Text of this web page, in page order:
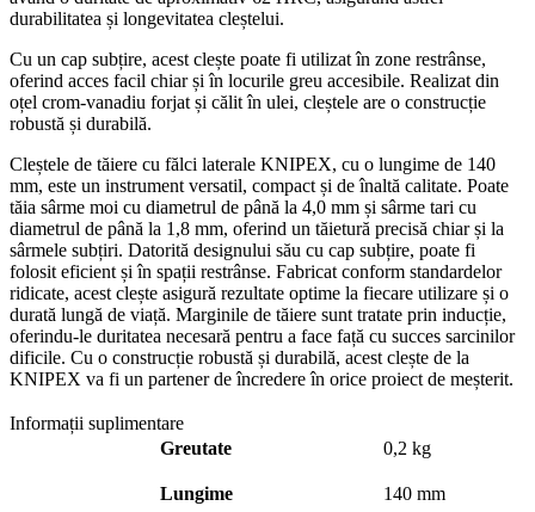
durabilitatea și longevitatea cleștelui.
Cu un cap subțire, acest clește poate fi utilizat în zone restrânse,
oferind acces facil chiar și în locurile greu accesibile. Realizat din
oțel crom-vanadiu forjat și călit în ulei, cleștele are o construcție
robustă și durabilă.
Cleștele de tăiere cu fălci laterale KNIPEX, cu o lungime de 140
mm, este un instrument versatil, compact și de înaltă calitate. Poate
tăia sârme moi cu diametrul de până la 4,0 mm și sârme tari cu
diametrul de până la 1,8 mm, oferind un tăietură precisă chiar și la
sârmele subțiri. Datorită designului său cu cap subțire, poate fi
folosit eficient și în spații restrânse. Fabricat conform standardelor
ridicate, acest clește asigură rezultate optime la fiecare utilizare și o
durată lungă de viață. Marginile de tăiere sunt tratate prin inducție,
oferindu-le duritatea necesară pentru a face față cu succes sarcinilor
dificile. Cu o construcție robustă și durabilă, acest clește de la
KNIPEX va fi un partener de încredere în orice proiect de meșterit.
Informații suplimentare
Greutate
0,2 kg
Lungime 140 mm